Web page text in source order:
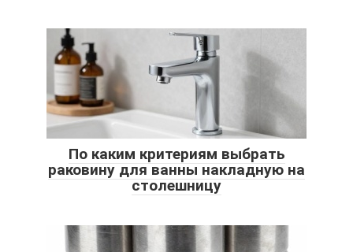
По каким критериям выбрать
раковину для ванны накладную на
столешницу